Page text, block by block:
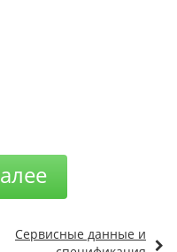
Сервисные данные и